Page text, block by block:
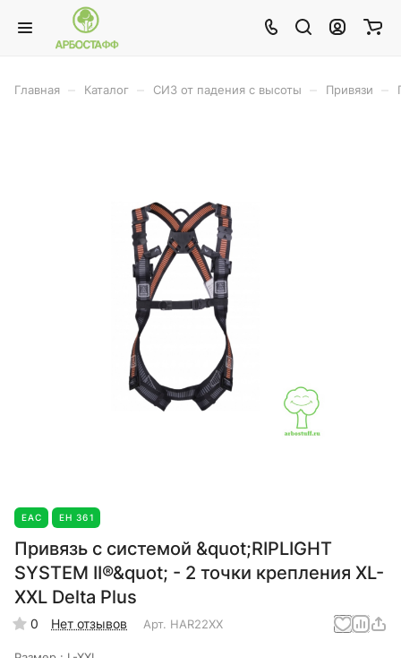
Главная Каталог СИЗ от падения с высоты Привязи
EAC ЕН 361
Привязь с системой &quot;RIPLIGHT
SYSTEM II®&quot; - 2 точки крепления XL-
XXL Delta Plus
0 Нет отзывов Арт. HAR22XX